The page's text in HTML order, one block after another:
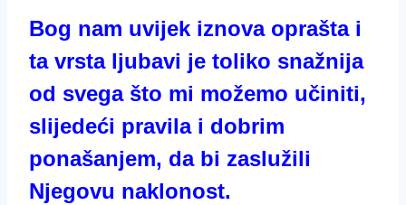
Bog nam uvijek iznova oprašta i
ta vrsta ljubavi je toliko snažnija
od svega što mi možemo učiniti,
slijedeći pravila i dobrim
ponašanjem, da bi zaslužili
Njegovu naklonost.